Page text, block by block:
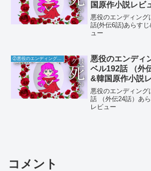
国原作小説レビ
悪役のエンディン
話(外伝6話)あらす
ュー
②悪役のエンディングは死のみ
悪役のエンディ
ベル192話 （外
&韓国原作小説
悪役のエンディン
話 （外伝24話）あ
レビュー
コメント